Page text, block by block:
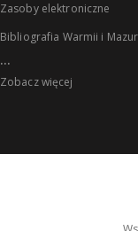
Zasoby elektroniczne
Bibliografia Warmii i Mazur
...
Zobacz więcej